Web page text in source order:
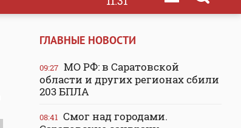
ГЛАВНЫЕ НОВОСТИ
09:27 МО РФ: в Саратовской
области и других регионах сбили
203 БПЛА
08:41 Смог над городами.